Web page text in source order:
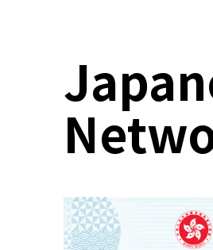
新聞及活動
業務領域
關於我們